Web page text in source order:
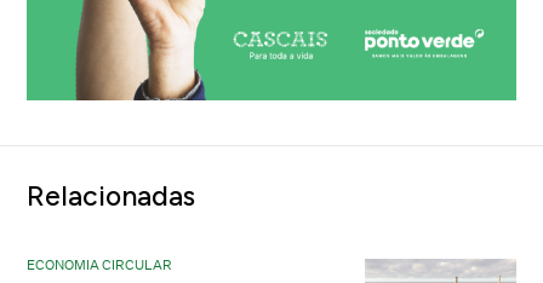
Relacionadas
ECONOMIA CIRCULAR